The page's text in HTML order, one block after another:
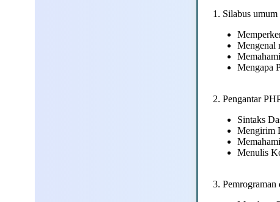
1. Silabus umum
Mengenal
Mengapa
2. Pengantar
Sintaks
Mengirim
Menulis
3. Pemrograman